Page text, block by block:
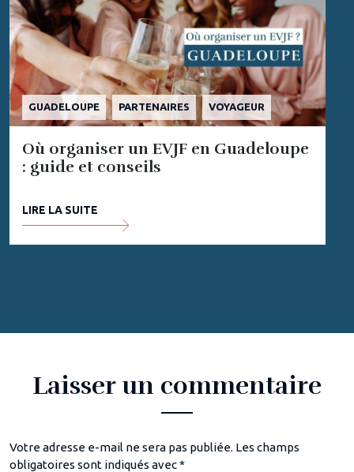
GUADELOUPE PARTENAIRES VOYAGEUR
Où organiser un EVJF en Guadeloupe
: guide et conseils
LIRE LA SUITE
Laisser un commentaire
Votre adresse e-mail ne sera pas publiée. Les champs
obligatoires sont indiqués avec*